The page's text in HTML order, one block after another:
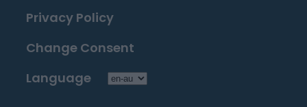
Privacy Policy
Change Consent
Language